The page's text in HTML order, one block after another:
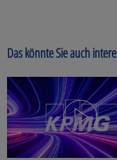
Das könnte Sie auch